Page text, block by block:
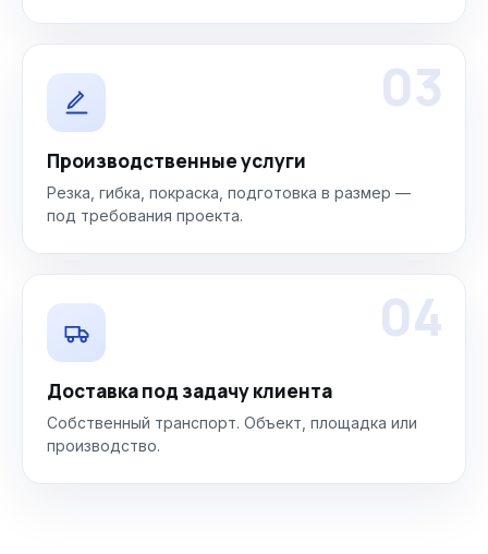
03
Производственные услуги
Резка, гибка, покраска, подготовка в размер —
под требования проекта.
04
Доставка под задачу клиента
Собственный транспорт. Объект, площадка или
производство.